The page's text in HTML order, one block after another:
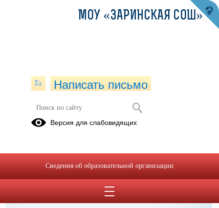
ОБРАЩЕНИЯ ГРАЖДАН
МОУ «ЗАРИНСКАЯ СОШ»
Написать письмо
Версия для слабовидящих
Сведения об образовательной организации